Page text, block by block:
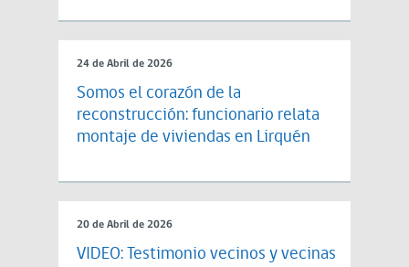
24 de Abril de 2026
Somos el corazón de la
reconstrucción: funcionario relata
montaje de viviendas en Lirquén
20 de Abril de 2026
VIDEO: Testimonio vecinos y vecinas